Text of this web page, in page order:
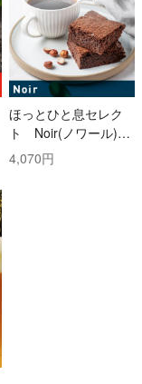
ほっとひと息セレク
ト Noir(ノワール)コ
ース
4,070円